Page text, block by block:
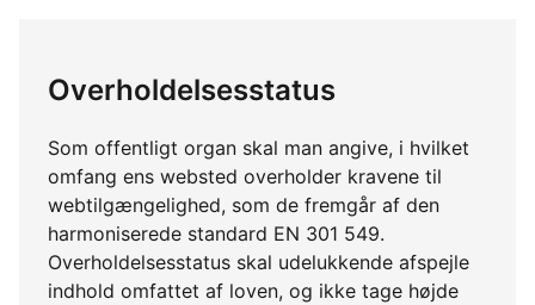
Overholdelsesstatus
Som offentligt organ skal man angive, i hvilket
omfang ens websted overholder kravene til
webtilgængelighed, som de fremgår af den
harmoniserede standard EN 301 549.
Overholdelsesstatus skal udelukkende afspejle
indhold omfattet af loven, og ikke tage højde